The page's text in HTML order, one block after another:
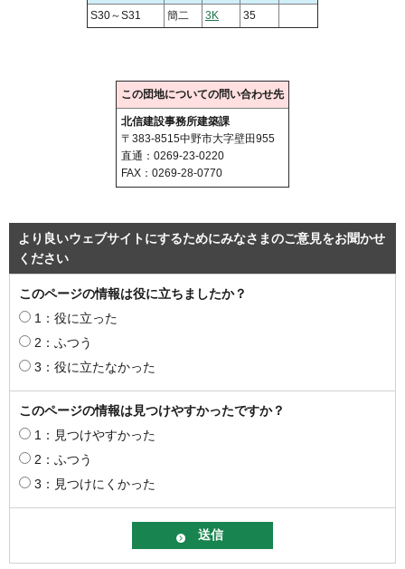
S30～S31
簡二 3K 35
この団地についての問い合わせ先
北信建設事務所建築課
〒383-8515中野市大字壁田955
直通：0269-23-0220
FAX：0269-28-0770
より良いウェブサイトにするためにみなさまのご意見をお聞かせ
ください
このページの情報は役に立ちましたか？
1：役に立った
2：ふつう
3：役に立たなかった
このページの情報は見つけやすかったですか？
1：見つけやすかった
2：ふつう
3：見つけにくかった